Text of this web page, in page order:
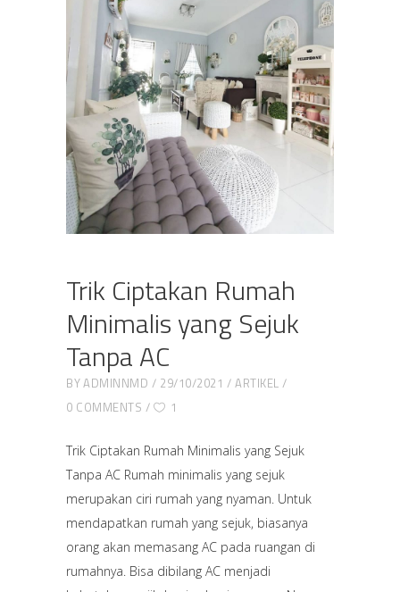
Trik Ciptakan Rumah
Minimalis yang Sejuk
Tanpa AC
BYADMINNMD 29/10/2021
ARTIKEL
0 COMMENTS
1
Trik Ciptakan Rumah Minimalis yang Sejuk
Tanpa AC Rumah minimalis yang sejuk
merupakan ciri rumah yang nyaman. Untuk
mendapatkan rumah yang sejuk, biasanya
orang akan memasang AC pada ruangan di
rumahnya. Bisa dibilang AC menjadi